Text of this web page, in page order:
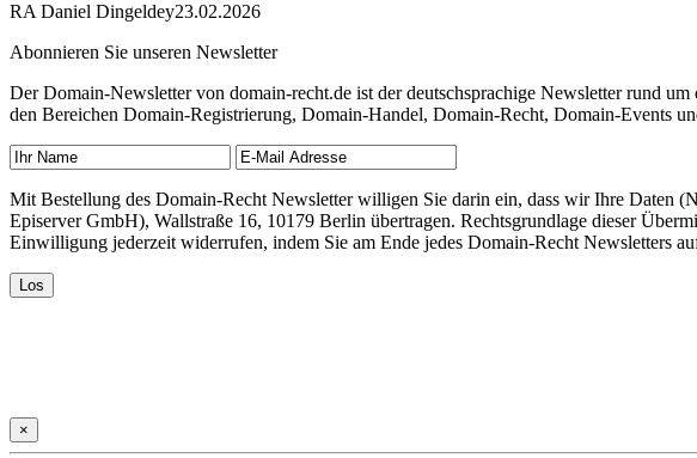
RA Daniel Dingeldey23.02.2026
Abonnieren Sie unseren Newsletter
Der Domain-Newsletter von domain-recht.de ist der deutschsprachige Newsletter rund
den Bereichen Domain-Registrierung, Domain-Handel, Domain-Recht, Domain-Events
Mit Bestellung des Domain-Recht Newsletter willigen Sie darin ein, dass wir Ihre Daten
Episerver GmbH), Wallstraße 16, 10179 Berlin übertragen. Rechtsgrundlage dieser
Einwilligung jederzeit widerrufen, indem Sie am Ende jedes Domain-Recht Newsletters
×